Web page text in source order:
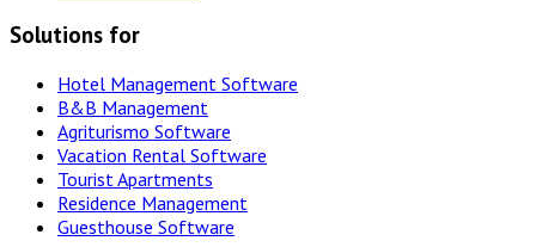
Solutions for
Hotel Management Software
B&B Management
Agriturismo Software
Vacation Rental Software
Tourist Apartments
Residence Management
Guesthouse Software